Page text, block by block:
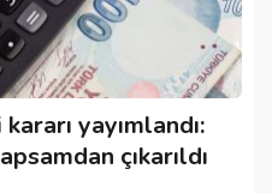
yayımlandı:
çıkarıldı